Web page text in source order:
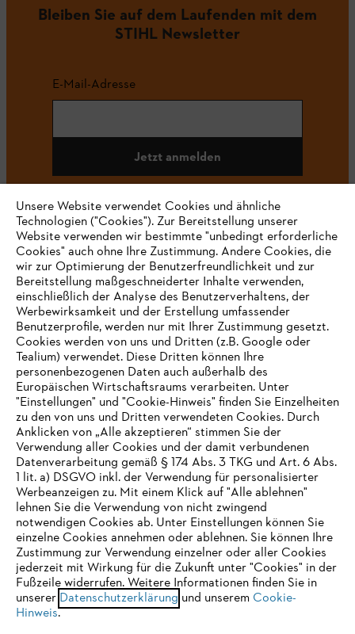
Bleiben Sie auf dem Laufenden mit dem
STIHL Newsletter
E-Mail-Adresse
Jetzt anmelden
#STIHL
Unternehmen
Häufig gestellte Fragen
Service
Datenschutzrichtlinien Impressum Cookies
IHR BROWSER WIRD NICHT
UNTERSTÜTZT
Sie nutzen einen Browser, den wir noch nicht unterstützen. Für
eine optimale Nutzung unserer Seite empfehlen wir Ihnen, zu
einem der folgenden Browser zu wechseln:
Unsere Website verwendet Cookies und ähnliche
Technologien ("Cookies"). Zur Bereitstellung unserer
Website verwenden wir bestimmte "unbedingt erforderliche
Cookies" auch ohne Ihre Zustimmung. Andere Cookies, die
wir zur Optimierung der Benutzerfreundlichkeit und zur
Bereitstellung maßgeschneiderter Inhalte verwenden,
einschließlich der Analyse des Benutzerverhaltens, der
Werbewirksamkeit und der Erstellung umfassender
Benutzerprofile, werden nur mit Ihrer Zustimmung gesetzt.
Cookies werden von uns und Dritten (z.B. Google oder
Tealium) verwendet. Diese Dritten können Ihre
personenbezogenen Daten auch außerhalb des
Europäischen Wirtschaftsraums verarbeiten. Unter
"Einstellungen" und "Cookie-Hinweis" finden Sie Einzelheiten
zu den von uns und Dritten verwendeten Cookies. Durch
Anklicken von „Alle akzeptieren“ stimmen Sie der
Verwendung aller Cookies und der damit verbundenen
Datenverarbeitung gemäß § 174 Abs. 3 TKG und Art. 6 Abs.
1 lit. a) DSGVO inkl. der Verwendung für personalisierter
Werbeanzeigen zu. Mit einem Klick auf "Alle ablehnen"
lehnen Sie die Verwendung von nicht zwingend
notwendigen Cookies ab. Unter Einstellungen können Sie
einzelne Cookies annehmen oder ablehnen. Sie können Ihre
Zustimmung zur Verwendung einzelner oder aller Cookies
jederzeit mit Wirkung für die Zukunft unter "Cookies" in der
Fußzeile widerrufen. Weitere Informationen finden Sie in
unserer Datenschutzerklärung und unserem Cookie-
Hinweis.